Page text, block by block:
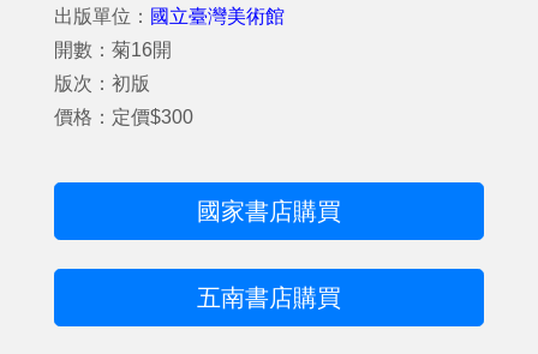
出版單位： 國立臺灣美術館
開數：菊16開
版次：初版
價格：定價$300
國家書店購買
五南書店購買